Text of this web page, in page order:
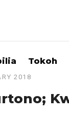
Tokoh
2018